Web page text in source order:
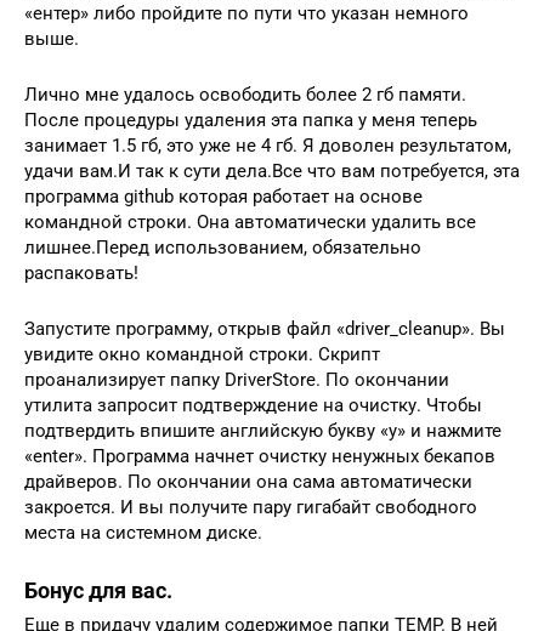
«ентер» либо пройдите по пути что указан немного
выше.
Лично мне удалось освободить более 2 гб памяти.
После процедуры удаления эта папка у меня теперь
занимает 1.5 гб, это уже не 4 гб. Я доволен результатом,
удачи вам.И так к сути дела.Все что вам потребуется, эта
программа github которая работает на основе
командной строки. Она автоматически удалить все
лишнее.Перед использованием, обязательно
распаковать!
Запустите программу, открыв файл «driver_cleanup». Вы
увидите окно командной строки. Скрипт
проанализирует папку DriverStore. По окончании
утилита запросит подтверждение на очистку. Чтобы
подтвердить впишите английскую букву «y» и нажмите
«enter». Программа начнет очистку ненужных бекапов
драйверов. По окончании она сама автоматически
закроется. И вы получите пару гигабайт свободного
места на системном диске.
Бонус для вас.
Еще в придачу удалим содержимое папки TEMP. В ней